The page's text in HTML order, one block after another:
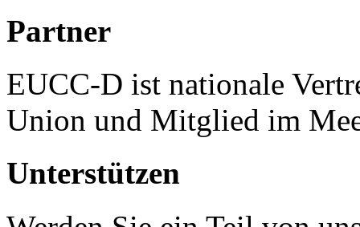
Partner
EUCC-D ist nationale
Union und Mitglied im
Unterstützen